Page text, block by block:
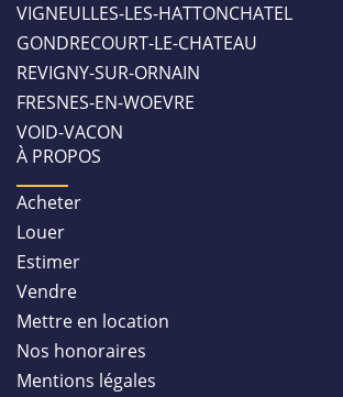
VIGNEULLES-LES-HATTONCHATEL
GONDRECOURT-LE-CHATEAU
REVIGNY-SUR-ORNAIN
FRESNES-EN-WOEVRE
VOID-VACON
À PROPOS
Acheter
Louer
Estimer
Vendre
Mettre en location
Nos honoraires
Mentions légales